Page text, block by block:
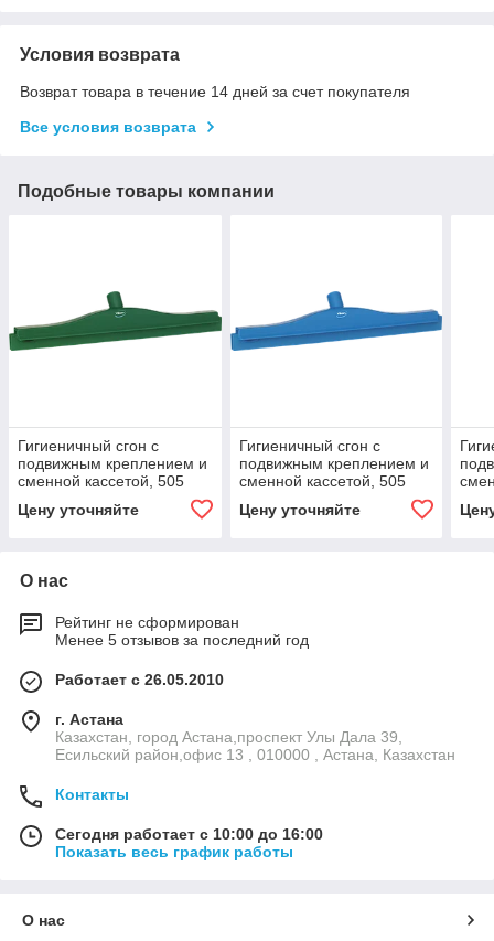
Условия возврата
Возврат товара в течение 14 дней за счет покупателя
Все условия возврата
Подобные товары компании
Гигиеничный сгон с
подвижным креплением и
сменной кассетой, 505
Цену уточняйте
Гигиеничный сгон с
подвижным креплением и
сменной кассетой, 505
Цену уточняйте
О нас
Рейтинг не сформирован
Менее 5 отзывов за последний год
Работает с 26.05.2010
г. Астана
Казахстан, город Астана,проспект Улы Дала 39,
Есильский район,офис 13 , 010000 , Астана, Казахстан
Контакты
Сегодня работает с 10:00 до 16:00
Показать весь график работы
О нас